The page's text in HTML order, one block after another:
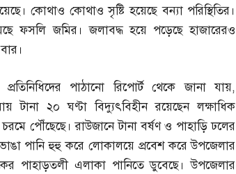
কোথাও কোথাও সৃষ্টি হয়েছে বন্যা পরিস্থিতির।
ফসলি জমির। জলাবদ্ধ হয়ে পড়েছে হাজারেরও
পাঠানো রিপোর্ট থেকে জানা যায়,
টানা ২০ ঘণ্টা বিদ্যুৎবিহীন রয়েছেন লক্ষাধিক
পৌঁছেছে। রাউজানে টানা বর্ষণ ও পাহাড়ি ঢলের
পানি হুহু করে লোকালয়ে প্রবেশ করে উপজেলার
পাহাড়তলী এলাকা পানিতে ডুবেছে। উপজেলার